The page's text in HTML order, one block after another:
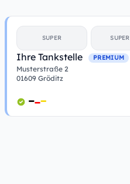
SUPER
Ihre Tankstelle PREMIUM
Musterstraße 2
01609 Gröditz